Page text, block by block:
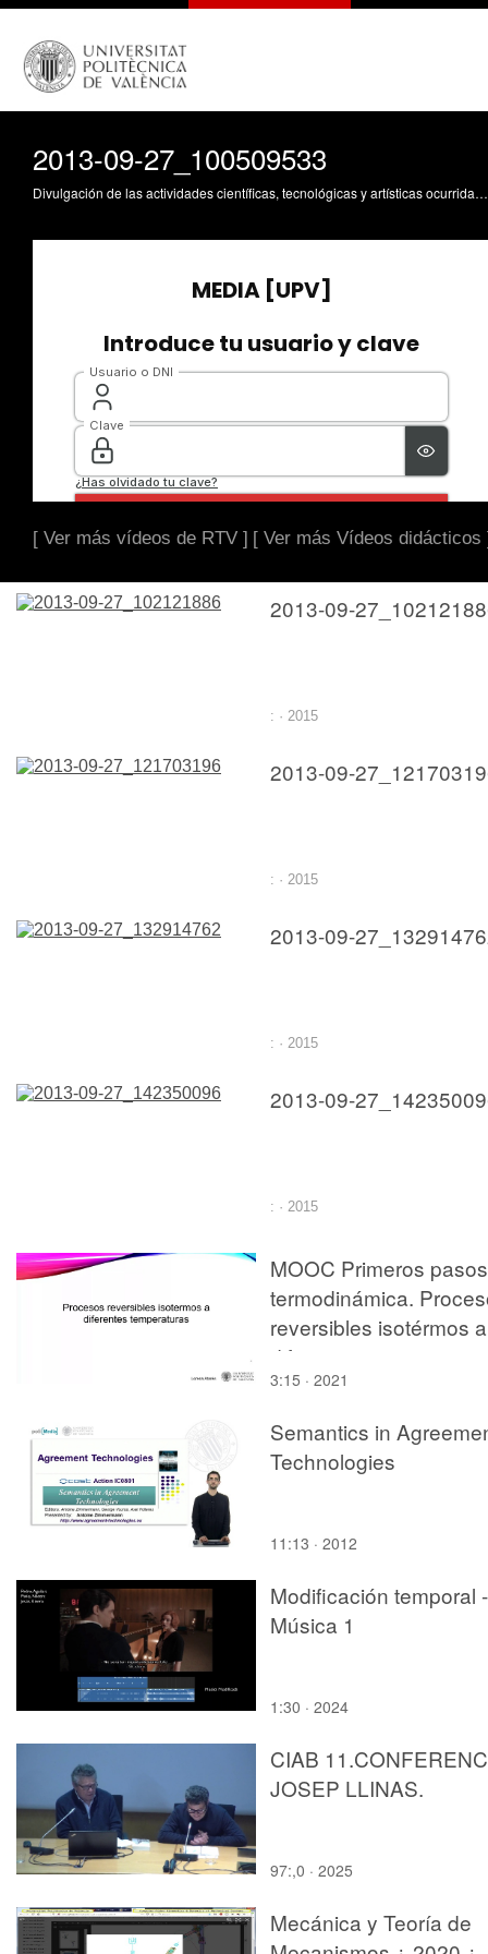
2013-09-27_100509533
Divulgación de las actividades científicas, tecnológicas y artísticas ocurridas en los tres campus de la UPV
[ Ver más vídeos de RTV ] [ Ver más Vídeos didácticos
2013-09-
: · 2015
2013-09-
: · 2015
2013-09-
: · 2015
2013-09-
: · 2015
MOOC Primeros pasos
termodinámica.
reversibles isotérmos a
diferentes
3:15 · 2021
Semantics in
Technologies
11:13 · 2012
Modificación temporal -
Música 1
1:30 · 2024
CIAB
JOSEP LLINAS.
97:,0 · 2025
Mecánica y Teoría de